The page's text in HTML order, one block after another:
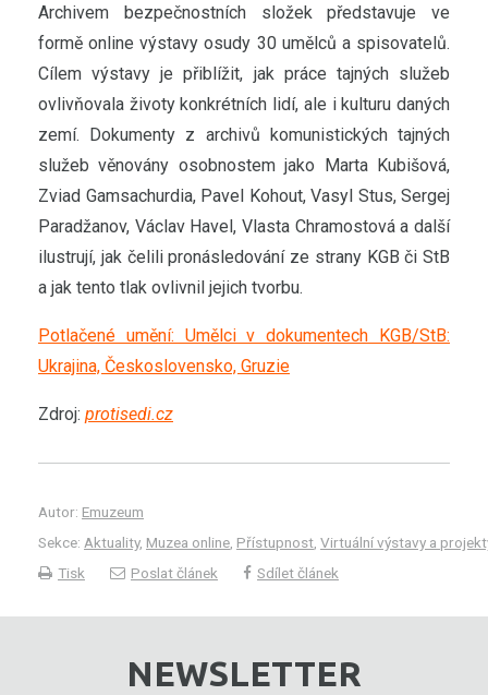
Archivem bezpečnostních složek představuje ve
formě online výstavy osudy 30 umělců a spisovatelů.
Cílem výstavy je přiblížit, jak práce tajných služeb
ovlivňovala životy konkrétních lidí, ale i kulturu daných
zemí. Dokumenty z archivů komunistických tajných
služeb věnovány osobnostem jako Marta Kubišová,
Zviad Gamsachurdia, Pavel Kohout, Vasyl Stus, Sergej
Paradžanov, Václav Havel, Vlasta Chramostová a další
ilustrují, jak čelili pronásledování ze strany KGB či StB
a jak tento tlak ovlivnil jejich tvorbu.
Potlačené umění: Umělci v dokumentech KGB/StB:
Ukrajina, Československo, Gruzie
Zdroj: protisedi.cz
Autor: Emuzeum
Sekce: Aktuality, Muzea online Přístupnost Virtuální výstavy a
Tisk
Poslat článek Sdílet článek
NEWSLETTER